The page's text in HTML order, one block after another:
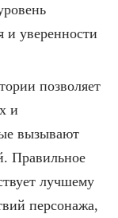
и уверенности
позволяет
и
вызывают
Правильное
лучшему
персонажа,